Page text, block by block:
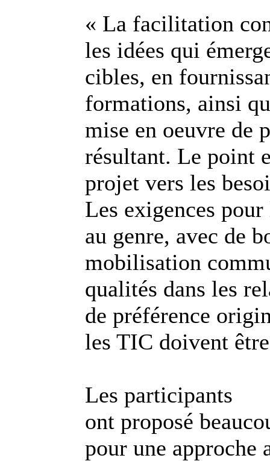
« La facilitation
les idées qui
cibles, en
formations, ainsi
mise en oeuvre de
résultant. Le point
projet vers les
Les exigences
au genre, avec de
mobilisation
qualités dans les
de préférence
les TIC doivent
Les participants
ont proposé
pour une approche